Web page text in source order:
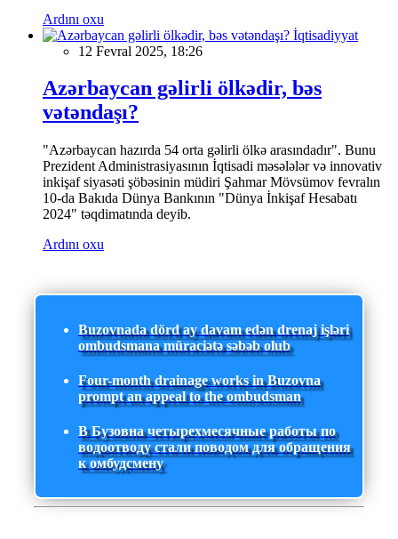
Ardını oxu
İqtisadiyyat
12 Fevral 2025, 18:26
Azərbaycan gəlirli ölkədir, bəs
vətəndaşı?
"Azərbaycan hazırda 54 orta gəlirli ölkə arasındadır". Bunu
Prezident Administrasiyasının İqtisadi məsələlər və innovativ
inkişaf siyasəti şöbəsinin müdiri Şahmar Mövsümov fevralın
10-da Bakıda Dünya Bankının "Dünya İnkişaf Hesabatı
2024" təqdimatında deyib.
Ardını oxu
Buzovnada dörd ay davam edən drenaj işləri
ombudsmana müraciətə səbəb olub
Four-month drainage works in Buzovna
prompt an appeal to the ombudsman
В Бузовна четырехмесячные работы по
водоотводу стали поводом для обращения
к омбудсмену